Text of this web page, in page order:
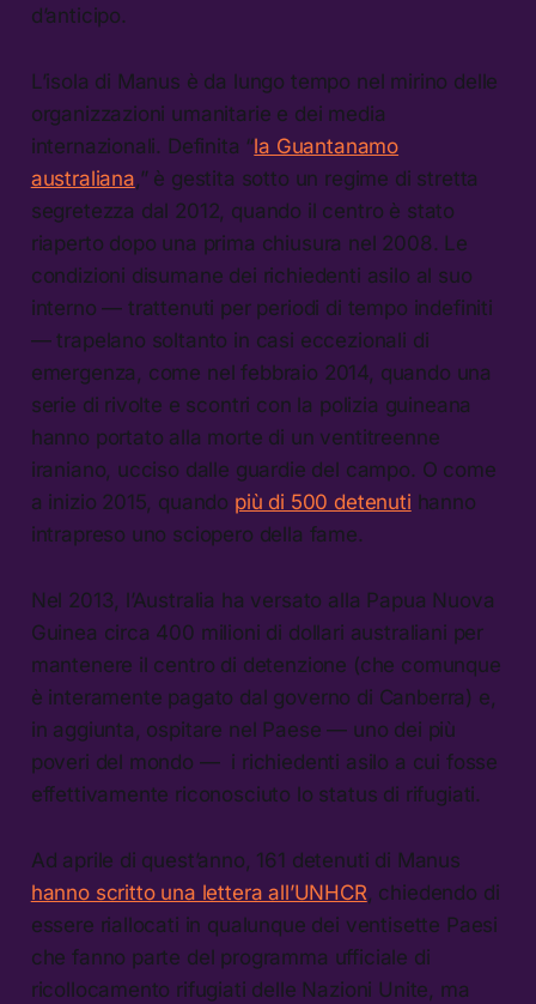
d’anticipo.
L’isola di Manus è da lungo tempo nel mirino delle
organizzazioni umanitarie e dei media
internazionali. Definita “la Guantanamo
australiana,” è gestita sotto un regime di stretta
segretezza dal 2012, quando il centro è stato
riaperto dopo una prima chiusura nel 2008. Le
condizioni disumane dei richiedenti asilo al suo
interno — trattenuti per periodi di tempo indefiniti
— trapelano soltanto in casi eccezionali di
emergenza, come nel febbraio 2014, quando una
serie di rivolte e scontri con la polizia guineana
hanno portato alla morte di un ventitreenne
iraniano, ucciso dalle guardie del campo. O come
a inizio 2015, quando più di 500 detenuti hanno
intrapreso uno sciopero della fame.
Nel 2013, l’Australia ha versato alla Papua Nuova
Guinea circa 400 milioni di dollari australiani per
mantenere il centro di detenzione (che comunque
è interamente pagato dal governo di Canberra) e,
in aggiunta, ospitare nel Paese — uno dei più
poveri del mondo — i richiedenti asilo a cui fosse
effettivamente riconosciuto lo status di rifugiati.
Ad aprile di quest’anno, 161 detenuti di Manus
hanno scritto una lettera all’UNHCR, chiedendo di
essere riallocati in qualunque dei ventisette Paesi
che fanno parte del programma ufficiale di
ricollocamento rifugiati delle Nazioni Unite, ma